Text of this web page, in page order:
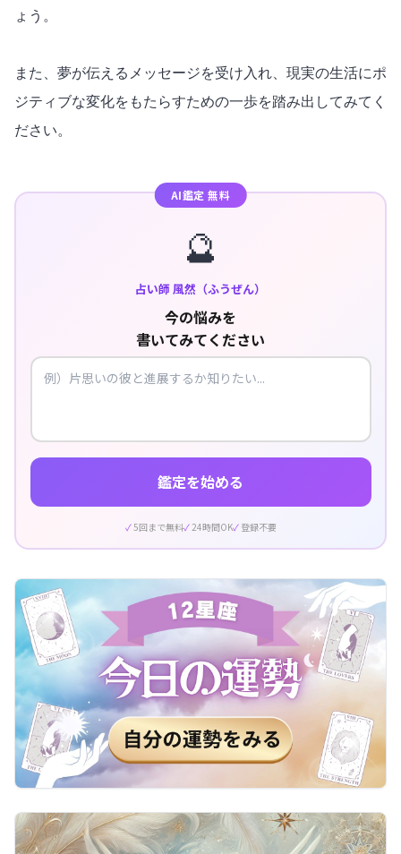
ょう。
また、夢が伝えるメッセージを受け入れ、現実の生活にポ
ジティブな変化をもたらすための一歩を踏み出してみてく
ださい。
AI鑑定 無料
🔮
占い師 風然（ふうぜん）
今の悩みを
書いてみてください
鑑定を始める
5回まで無料 24時間OK 登録不要